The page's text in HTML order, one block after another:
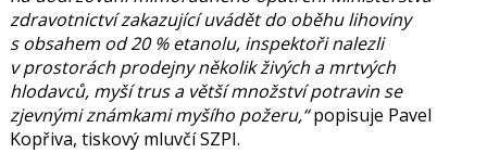
zdravotnictví zakazující uvádět do oběhu lihoviny
s obsahem od 20 % etanolu, inspektoři nalezli
v prostorách prodejny několik živých a mrtvých
hlodavců, myší trus a větší množství potravin se
zjevnými známkami myšího požeru,“popisuje Pavel
Kopřiva, tiskový mluvčí SZPI.